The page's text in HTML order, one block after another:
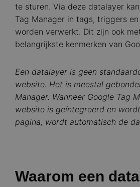
te sturen. Via deze datalayer
Tag Manager in tags, triggers
worden verwerkt. Dit zijn ook
belangrijkste kenmerken van
Een datalayer is geen
website. Het is meestal
Manager. Wanneer Google Tag
website is geïntegreerd en
pagina, wordt automatisch de
Waarom een